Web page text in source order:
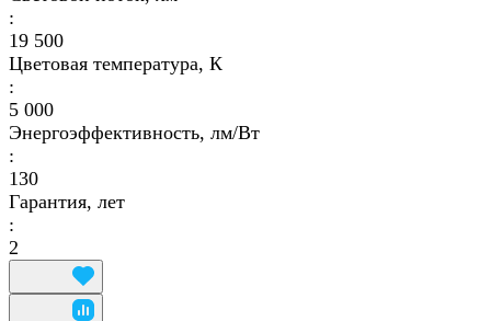
:
19 500
Цветовая температура, К
:
5 000
Энергоэффективность, лм/Вт
:
130
Гарантия, лет
:
2